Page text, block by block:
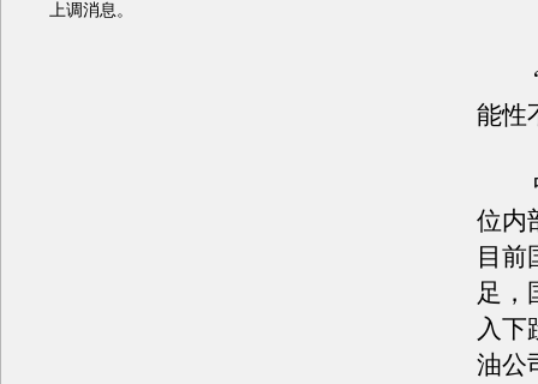
上调消息。
“
能性
中
位内
目前
足，
入下
油公